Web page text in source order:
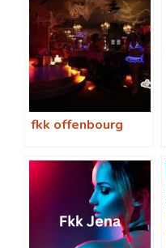
fkk offenbourg